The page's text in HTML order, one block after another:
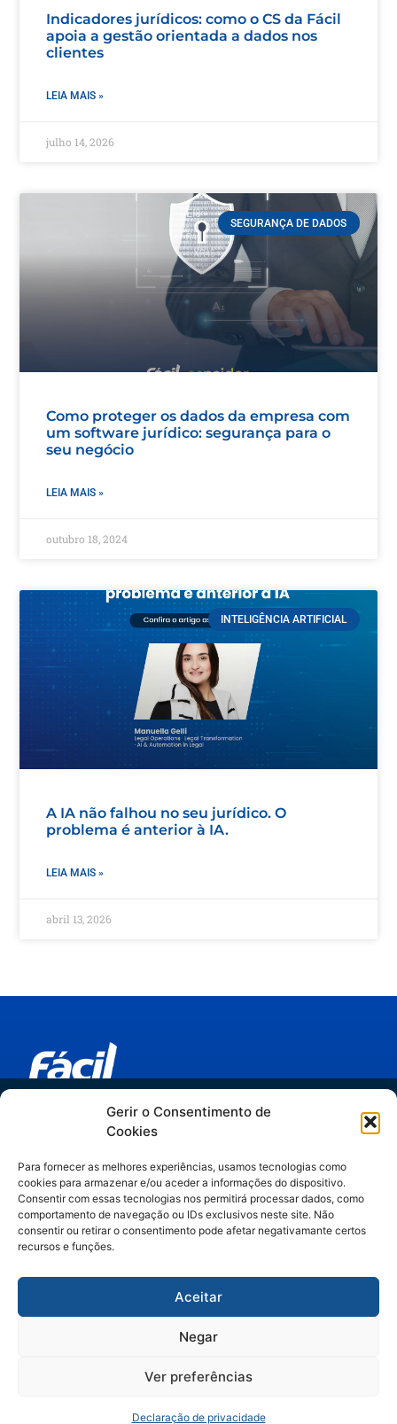
Trilha IA no Jurídico
Artigos assinados por Manuella Gelli,
especialista em Legal Operations & IA.
dados serão tratados de forma segura e conforme nossa Política de Privacidade.
Gerir o Consentimento de
Cookies
Para fornecer as melhores experiências, usamos tecnologias como
cookies para armazenar e/ou aceder a informações do dispositivo.
Consentir com essas tecnologias nos permitirá processar dados, como
comportamento de navegação ou IDs exclusivos neste site. Não
consentir ou retirar o consentimento pode afetar negativamante certos
recursos e funções.
Aceitar
Negar
Ver preferências
Declaração de privacidade
Indicadores jurídicos: como o CS da Fácil
apoia a gestão orientada a dados nos
clientes
LEIA MAIS »
julho 14, 2026
SEGURANÇA DE DADOS
Como proteger os dados da empresa com
um software jurídico: segurança para o
seu negócio
LEIA MAIS »
outubro 18, 2024
INTELIGÊNCIA ARTIFICIAL
A IA não falhou no seu jurídico. O
problema é anterior à IA.
LEIA MAIS »
abril 13, 2026
Links relevantes
Espaider Escritórios - Completo
Espaider Essencial
TRM - sistema de chamados
(11) 3262-1890 | (47) 3328- 2929
Matriz: Rua Ângelo Dias, 220, Blumenau/SC -